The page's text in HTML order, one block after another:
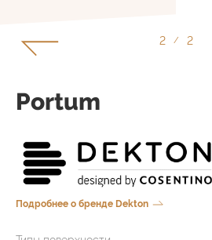
1 / 2
Portum
Подробнее о бренде Dekton